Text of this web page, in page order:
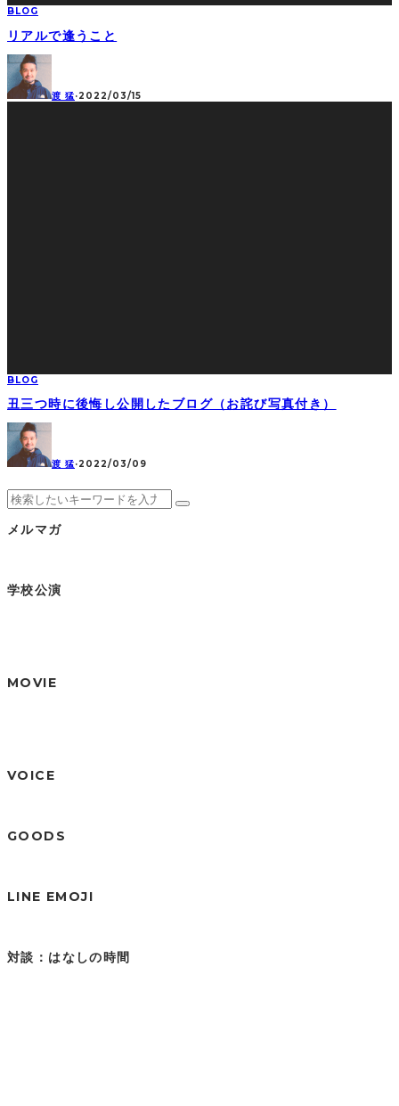
BLOG
リアルで逢うこと
渡 猛·2022/03/15
BLOG
丑三つ時に後悔し公開したブログ（お詫び写真付き）
渡 猛·2022/03/09
メルマガ
学校公演
MOVIE
VOICE
GOODS
LINE EMOJI
対談：はなしの時間